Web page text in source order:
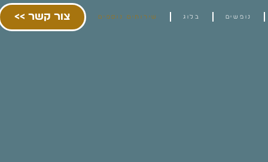
נופשים בלוג שירותים נוספים צור קשר >>